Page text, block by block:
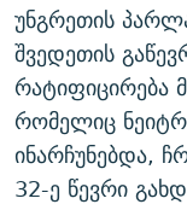
ПРИВЕТ
უნგრეთის
შვედეთის
რატიფიცირება
რომელიც
ინარჩუნებდა,
32-ე წევრი